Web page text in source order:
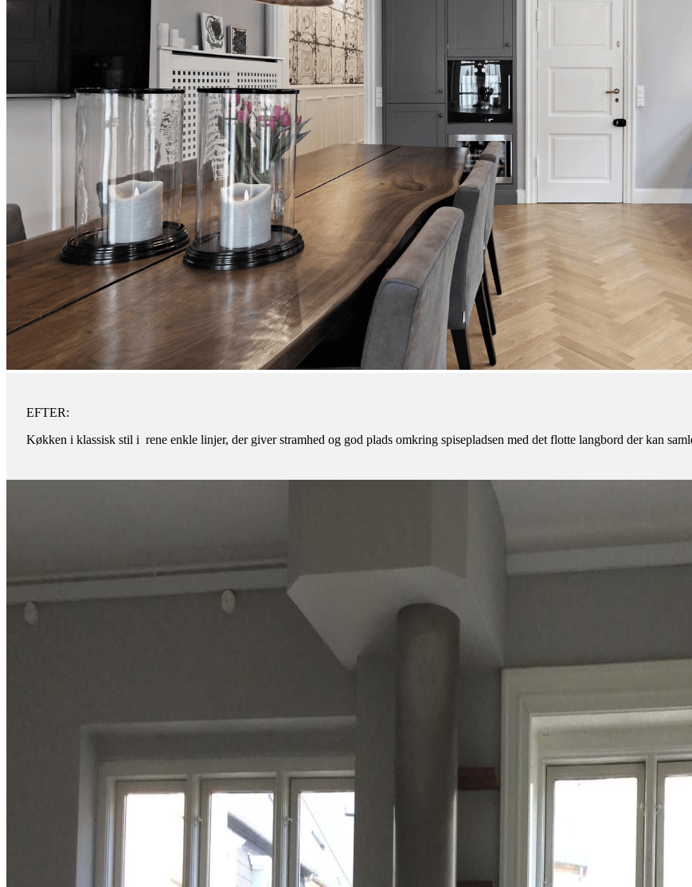
EFTER:
Køkken i klassisk stil i rene enkle linjer, der giver stramhed og god plads omkring spisepladsen med det flotte langbord der kan